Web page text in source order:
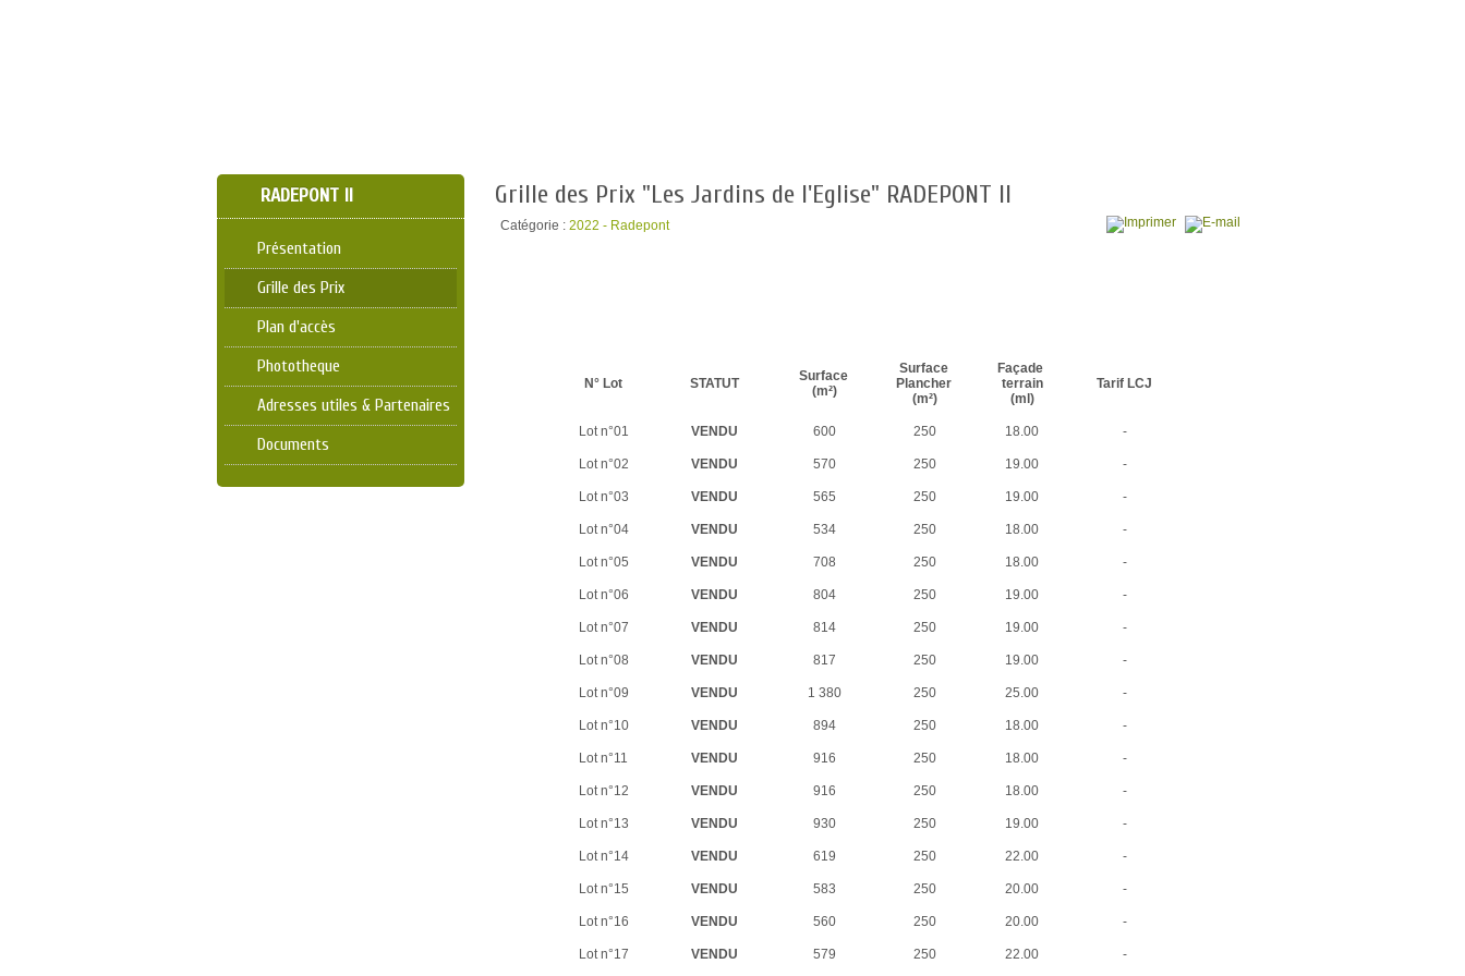
Grille des Prix "Les Jardins de l'Eglise" RADEPONT II
Catégorie : 2022 - Radepont
N° Lot STATUT
Surface
(m²)
Surface
Plancher
(m²)
Façade
terrain
(ml)
Tarif LCJ
Lot n°01 VENDU 600 250 18.00 -
Lot n°02 VENDU 570 250 19.00 -
Lot n°03 VENDU 565 250 19.00 -
Lot n°04 VENDU 534 250 18.00 -
Lot n°05 VENDU 708 250 18.00 -
Lot n°06 VENDU 804 250 19.00 -
Lot n°07 VENDU 814 250 19.00 -
Lot n°08 VENDU 817 250 19.00 -
Lot n°09 VENDU 1 380 250 25.00 -
Lot n°10 VENDU 894 250 18.00 -
Lot n°11 VENDU 916 250 18.00 -
Lot n°12 VENDU 916 250 18.00 -
Lot n°13 VENDU 930 250 19.00 -
Lot n°14 VENDU 619 250 22.00 -
Lot n°15 VENDU 583 250 20.00 -
Lot n°16 VENDU 560 250 20.00 -
Lot n°17 VENDU 579 250 22.00 -
RADEPONT II
Présentation
Grille des Prix
Plan d'accès
Phototheque
Adresses utiles & Partenaires
Documents